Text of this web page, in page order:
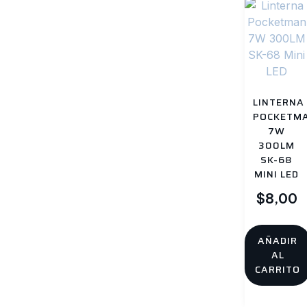
LINTERNA
7W
300LM
SK-68
MINI LED
$8,00
AÑADIR
AL
CARRITO